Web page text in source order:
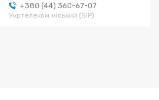
+380 (44) 360-67-07
Укртелеком міський (SIP)